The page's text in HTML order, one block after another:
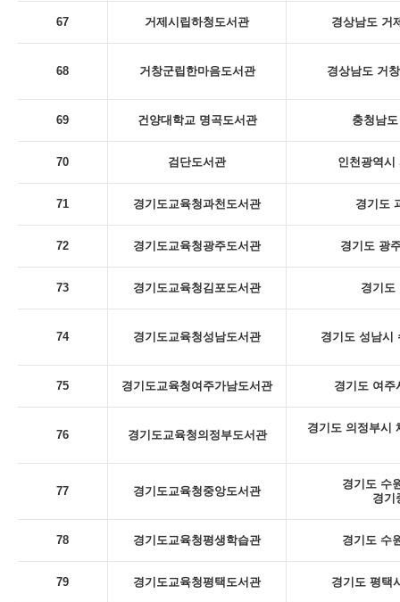
67 거제시립하청도서관 경상남도 거
68 거창군립한마음도서관 경상남도 거
69 건양대학교 명곡도서관 충청남
70 검단도서관 인천광역시
71 경기도교육청과천도서관 경기도
72 경기도교육청광주도서관 경기도 광
73 경기도교육청김포도서관 경기도
74 경기도교육청성남도서관 경기도 성남시
75 경기도교육청여주가남도서관 경기도 여주
76 경기도교육청의정부도서관
경기도 의정부시
77 경기도교육청중앙도서관
경기도 수
경기
78 경기도교육청평생학습관 경기도 수
79 경기도교육청평택도서관 경기도 평택